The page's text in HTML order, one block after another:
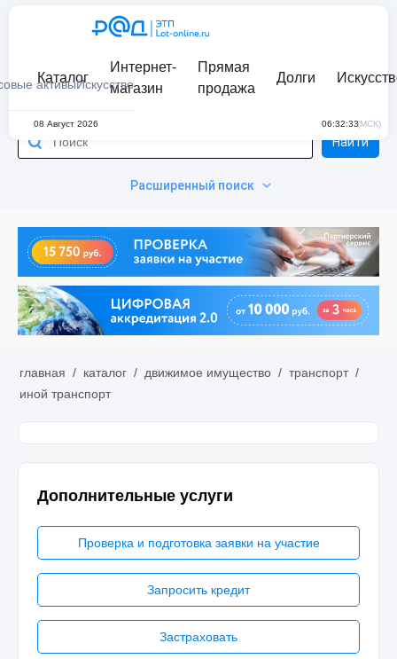
активыИскусство
Каталог
Интернет-
магазин
Прямая
продажа
Долги
08 Август 2026 06:32:33(МСК)
Расширенный поиск
Найти
главная / каталог / движимое имущество / транспорт /
иной транспорт
Дополнительные услуги
Проверка и подготовка заявки на участие
Запросить кредит
Застраховать